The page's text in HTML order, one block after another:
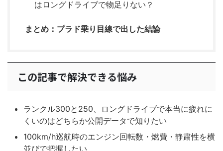
はロングドライブで物足りない？
まとめ：プラド乗り目線で出した結論
この記事で解決できる悩み
ランクル300と250、ロングドライブで本当に疲れに
くいのはどちらか公開データで知りたい
100km/h巡航時のエンジン回転数・燃費・静粛性を横
並びで把握したい